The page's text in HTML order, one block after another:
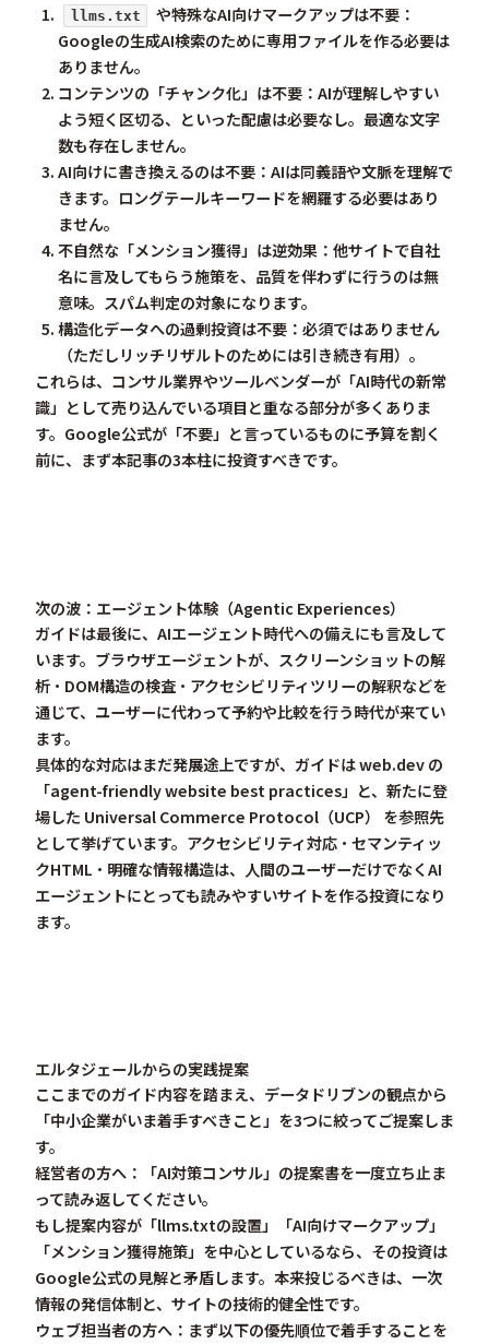
llms.txt や特殊なAI向けマークアップは不要：
Googleの生成AI検索のために専用ファイルを作る必要は
ありません。
コンテンツの「チャンク化」は不要 ：AIが理解しやすい
よう短く区切る、といった配慮は必要なし。最適な文字
数も存在しません。
AI向けに書き換えるのは不要 ：AIは同義語や文脈を理解で
きます。ロングテールキーワードを網羅する必要はあり
ません。
不自然な「メンション獲得」は逆効果 ：他サイトで自社
名に言及してもらう施策を、品質を伴わずに行うのは無
意味。スパム判定の対象になります。
構造化データへの過剰投資は不要 ：必須ではありません
（ただしリッチリザルトのためには引き続き有用）。
これらは、コンサル業界やツールベンダーが「AI時代の新常
識」として売り込んでいる項目と重なる部分が多くありま
す。 Google公式が「不要」と言っているものに予算を割く
前に、まず本記事の3本柱に投資すべきです。
次の波：エージェント体験（Agentic Experiences）
ガイドは最後に、 AIエージェント時代への備えにも言及して
います。ブラウザエージェントが、スクリーンショットの解
析・DOM構造の検査・アクセシビリティツリーの解釈などを
通じて、ユーザーに代わって予約や比較を行う時代が来てい
ます。
具体的な対応はまだ発展途上ですが、ガイドは web.dev の
「agent-friendly website best practices」と、新たに登
場した Universal Commerce Protocol（UCP）
を参照先
として挙げています。 アクセシビリティ対応・セマンティッ
クHTML・明確な情報構造は、人間のユーザーだけでなくAI
エージェントにとっても読みやすいサイトを作る投資になり
ます。
エルタジェールからの実践提案
ここまでのガイド内容を踏まえ、データドリブンの観点から
「中小企業がいま着手すべきこと」を3つに絞ってご提案しま
す。
経営者の方へ：「AI対策コンサル」の提案書を一度立ち止ま
って読み返してください。
もし提案内容が「llms.txtの設置」「AI向けマークアップ」
「メンション獲得施策」を中心としているなら、その投資は
Google公式の見解と矛盾します。本来投じるべきは、 一次
情報の発信体制と、サイトの技術的健全性です。
ウェブ担当者の方へ：まず以下の優先順位で着手することを